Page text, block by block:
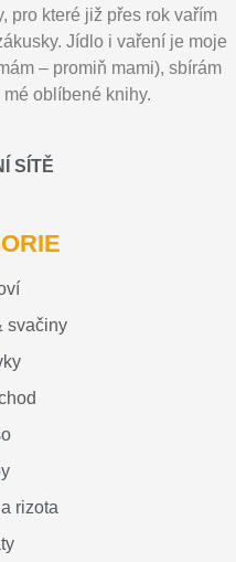
pro které již přes rok vařím
Jídlo i vaření je moje
– promiň mami), sbírám
oblíbené knihy.
SÍTĚ
svačiny
rizota